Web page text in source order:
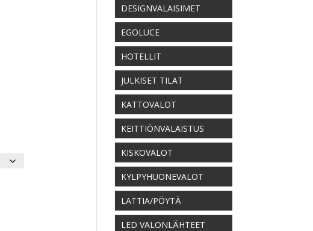
DESIGNVALAISIMET
EGOLUCE
HOTELLIT
JULKISET TILAT
KATTOVALOT
KEITTIÖNVALAISTUS
KISKOVALOT
KYLPYHUONEVALOT
LATTIA/PÖYTÄ
LED VALONLÄHTEET